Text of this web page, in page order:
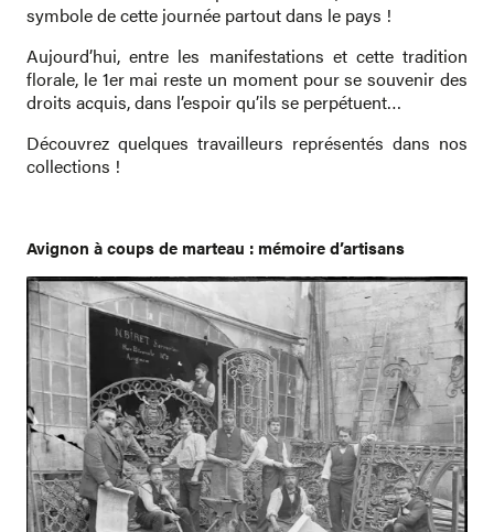
symbole de cette journée partout dans le pays !
Aujourd’hui, entre les manifestations et cette tradition
florale, le 1er mai reste un moment pour se souvenir des
droits acquis, dans l’espoir qu’ils se perpétuent…
Découvrez quelques travailleurs représentés dans nos
collections !
Avignon à coups de marteau : mémoire d’artisans